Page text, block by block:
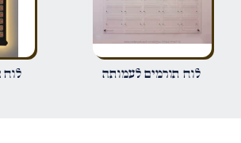
שמור בדפדפן זה את השם, האימייל והאתר שלי
לוח תורמים לעמותה